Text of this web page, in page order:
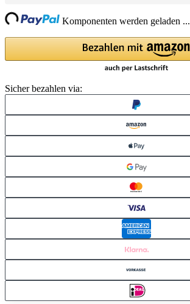
Komponenten werden geladen ...
Sicher bezahlen via: